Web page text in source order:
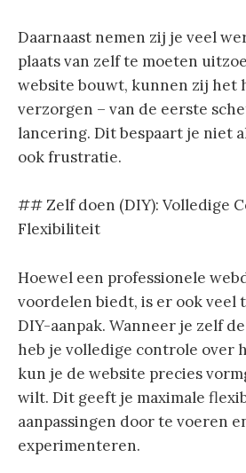
Daarnaast nemen zij je veel
plaats van zelf te moeten
website bouwt, kunnen zij het
verzorgen – van de eerste
lancering. Dit bespaart je niet
ook frustratie.
## Zelf doen (DIY): Volledige
Flexibiliteit
Hoewel een professionele
voordelen biedt, is er ook veel
DIY-aanpak. Wanneer je zelf
heb je volledige controle over
kun je de website precies
wilt. Dit geeft je maximale
aanpassingen door te voeren
experimenteren.